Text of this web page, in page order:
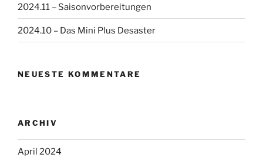
2024.11 – Saisonvorbereitungen
2024.10 – Das Mini Plus Desaster
NEUESTE KOMMENTARE
ARCHIV
April 2024